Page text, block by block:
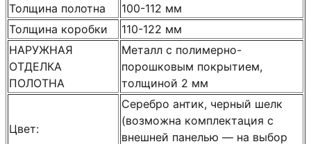
Толщина полотна
100-112 мм
Толщина коробки
110-122 мм
НАРУЖНАЯ
ОТДЕЛКА
ПОЛОТНА
Металл с полимерно-
порошковым покрытием,
толщиной 2 мм
Цвет:
Серебро антик, черный шелк
(возможна комплектация с
внешней панелью — на выбор